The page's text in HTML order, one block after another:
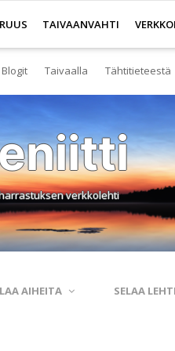
TAIVAANVAHTI
Tuoreimmat
Kosmokseen kirjoitettua
Terveisiä kiertoradalta
Kraatterin reunalta
Eksoplaneetta hukassa
Blogit
Tähtitaivas
Tähtikartta
Tähtikartta classic
Havaintopaikat
Taivaan
Taivaalla
Usein
Tähtitieteestä
verkkolehti
AIHEITA SELAA